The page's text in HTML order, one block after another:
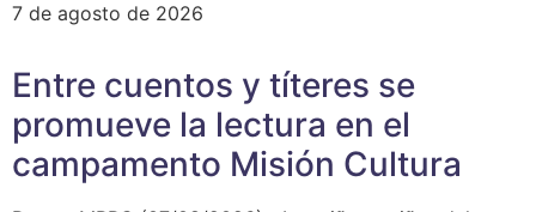
7 de agosto de 2026
Entre cuentos y títeres se
promueve la lectura en el
campamento Misión Cultura